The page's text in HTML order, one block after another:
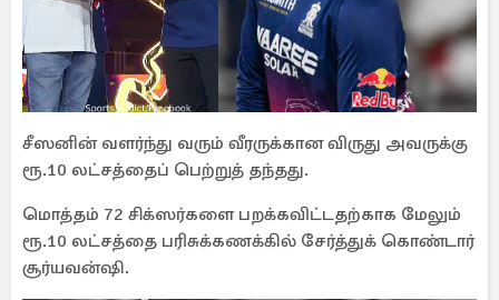
சீஸனின் வளர்ந்து வரும் வீரருக்கான விருது அவருக்கு
ரூ.10 லட்சத்தைப் பெற்றுத் தந்தது.
மொத்தம் 72 சிக்ஸர்களை பறக்கவிட்டதற்காக மேலும்
ரூ.10 லட்சத்தை பரிசுக்கணக்கில் சேர்த்துக் கொண்டார்
சூர்யவன்ஷி.